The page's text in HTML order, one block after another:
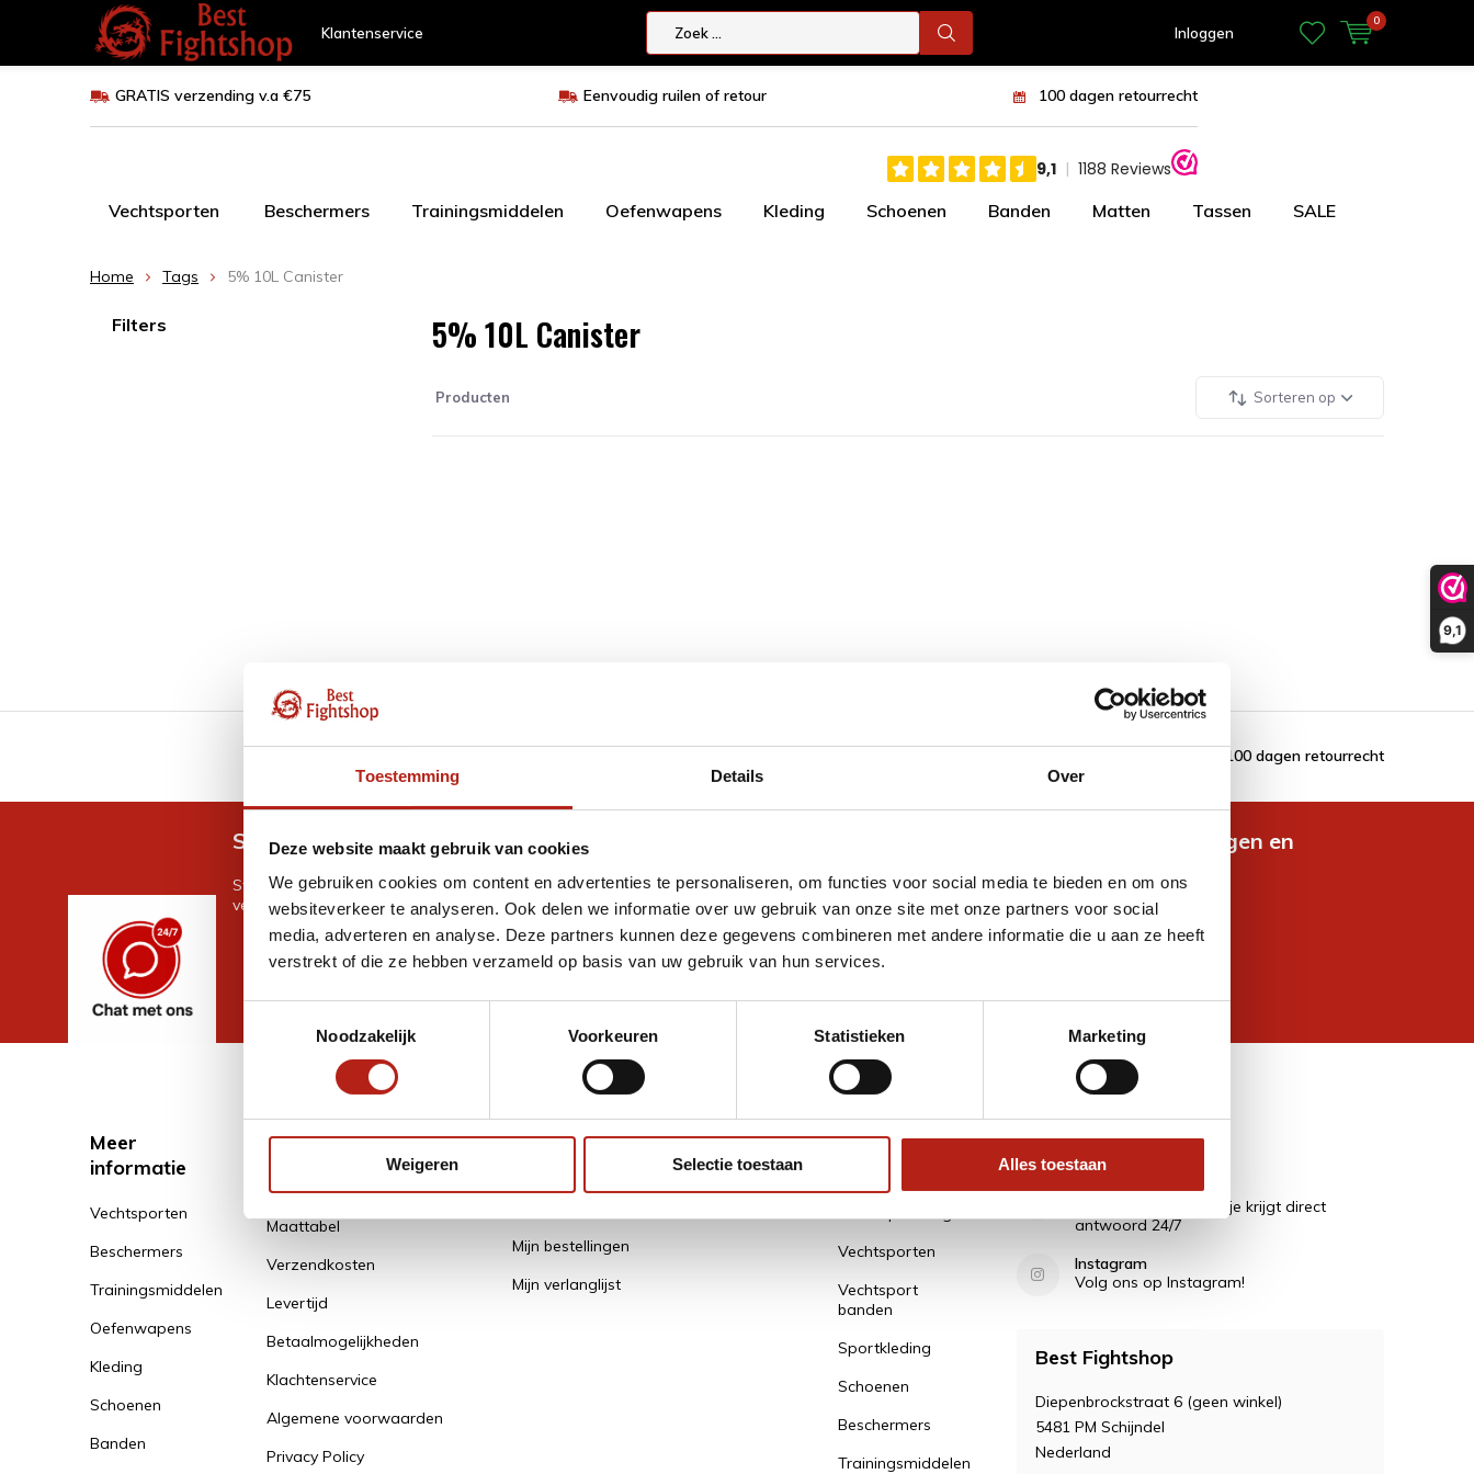
Toestemming Details Over
Deze website maakt gebruik van cookies
We gebruiken cookies om content en advertenties te personaliseren, om functies voor social media te bieden en om ons
websiteverkeer te analyseren. Ook delen we informatie over uw gebruik van onze site met onze partners voor social
media, adverteren en analyse. Deze partners kunnen deze gegevens combineren met andere informatie die u aan ze heeft
verstrekt of die ze hebben verzameld op basis van uw gebruik van hun services.
Noodzakelijk
Voorkeuren Statistieken Marketing
Weigeren Selectie toestaan Alles toestaan
9,1
Klantenservice Inloggen
0
GRATIS verzending v.a €75 Eenvoudig ruilen of retour 100 dagen retourrecht
Vechtsporten Beschermers Trainingsmiddelen Oefenwapens Kleding Schoenen Banden Matten Tassen SALE
Home Tags 5% 10L Canister
Filters 5% 10L Canister
Producten Sorteren op
100 dagen retourrecht
Snel antwoord op je vraag?
Stel je vraag in de chat, en we helpen je graag
verder. 24/7
Ontvang de nieuwste aanbiedingen en
promoties
Meer
informatie
Vechtsporten
Beschermers
Trainingsmiddelen
Oefenwapens
Kleding
Schoenen
Banden
Klantenservice
Klantenservice
Maattabel
Verzendkosten
Levertijd
Betaalmogelijkheden
Klachtenservice
Algemene voorwaarden
Privacy Policy
Mijn account
Een account aanmaken / gegevens
Mijn bestellingen
Mijn verlanglijst
Alle
Vechtsporten
Vechtsport
banden
Sportkleding
Schoenen
Beschermers
Trainingsmiddelen
Contact
Vragen?
Stel ze in de Chat en je krijgt direct
antwoord 24/7
Instagram
Volg ons op Instagram!
Best Fightshop
Diepenbrockstraat 6 (geen winkel)
5481 PM Schijndel
Nederland